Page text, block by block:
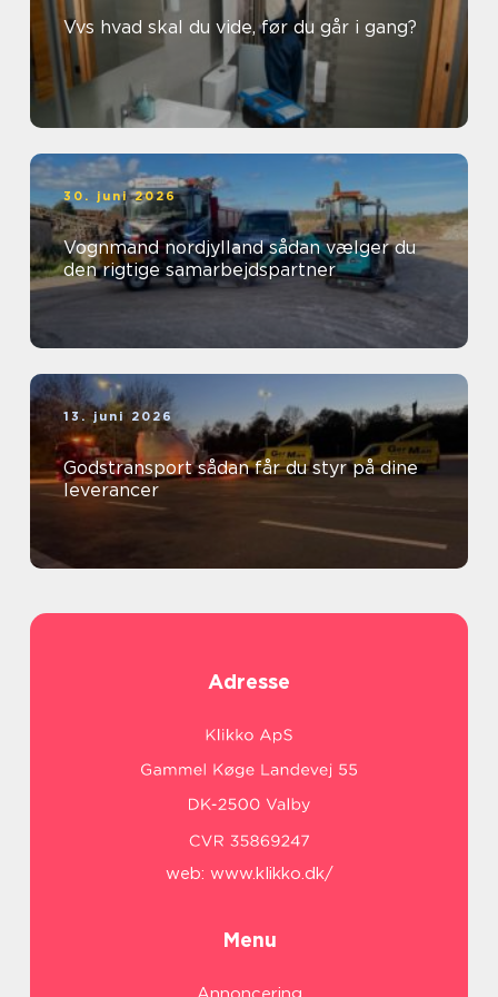
Vvs hvad skal du vide, før du går i gang?
30. juni 2026
Vognmand nordjylland sådan vælger du
den rigtige samarbejdspartner
13. juni 2026
Godstransport sådan får du styr på dine
leverancer
Adresse
web: www.klikko.dk/
Menu